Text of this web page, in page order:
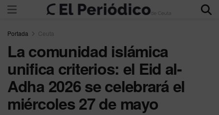
Portada Ceuta
La comunidad islámica
unifica criterios: el Eid al-
Adha 2026 se celebrará el
miércoles 27 de mayo